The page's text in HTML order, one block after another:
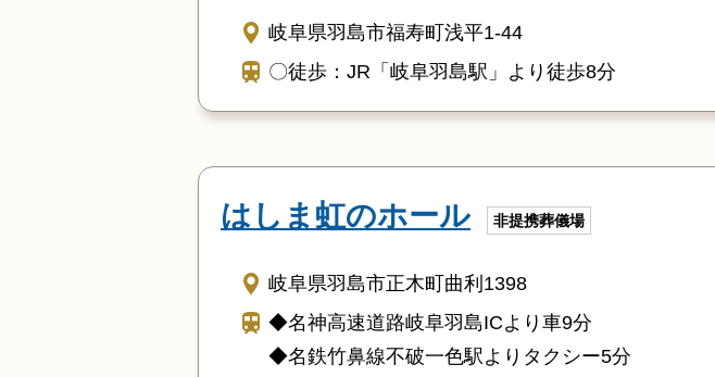
岐阜県羽島市福寿町浅平1-44
〇徒歩：JR「岐阜羽島駅」より徒歩8分
はしま虹のホール 非提携葬儀場
岐阜県羽島市正木町曲利1398
◆名神高速道路岐阜羽島ICより車9分
◆名鉄竹鼻線不破一色駅よりタクシー5分